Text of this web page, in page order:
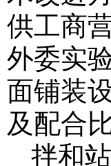
供工商
外委实
面铺装
及配合
拌和